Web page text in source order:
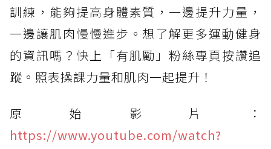
訓練，能夠提高身體素質，一邊提升力量，
一邊讓肌肉慢慢進步。想了解更多運動健身
的資訊嗎？快上「有肌勵」粉絲專頁按讚追
蹤。照表操課力量和肌肉一起提升！
原始影片：
https://www.youtube.com/watch?